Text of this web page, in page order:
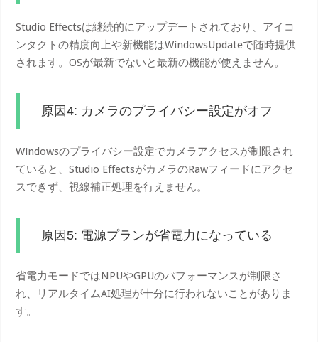
Studio Effectsは継続的にアップデートされており、アイコ
ンタクトの精度向上や新機能はWindowsUpdateで随時提供
されます。OSが最新でないと最新の機能が使えません。
原因4: カメラのプライバシー設定がオフ
Windowsのプライバシー設定でカメラアクセスが制限され
ていると、Studio EffectsがカメラのRawフィードにアクセ
スできず、視線補正処理を行えません。
原因5: 電源プランが省電力になっている
省電力モードではNPUやGPUのパフォーマンスが制限さ
れ、リアルタイムAI処理が十分に行われないことがありま
す。